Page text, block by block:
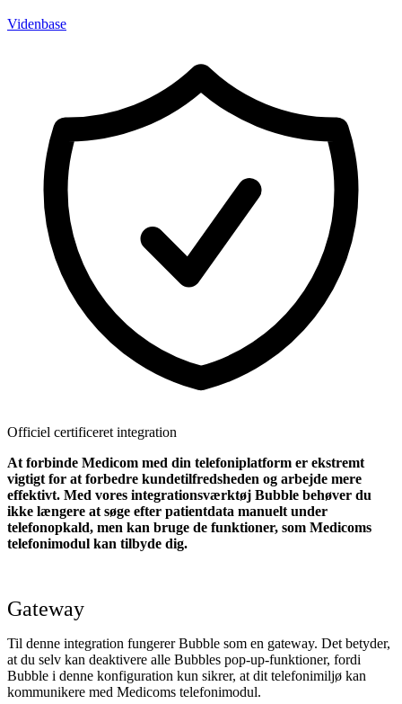
Videnbase
Officiel certificeret integration
At forbinde Medicom med din telefoniplatform er ekstremt
vigtigt for at forbedre kundetilfredsheden og arbejde mere
effektivt. Med vores integrationsværktøj Bubble behøver du
ikke længere at søge efter patientdata manuelt under
telefonopkald, men kan bruge de funktioner, som Medicoms
telefonimodul kan tilbyde dig.
Gateway
Til denne integration fungerer Bubble som en gateway. Det betyder,
at du selv kan deaktivere alle Bubbles pop-up-funktioner, fordi
Bubble i denne konfiguration kun sikrer, at dit telefonimiljø kan
kommunikere med Medicoms telefonimodul.